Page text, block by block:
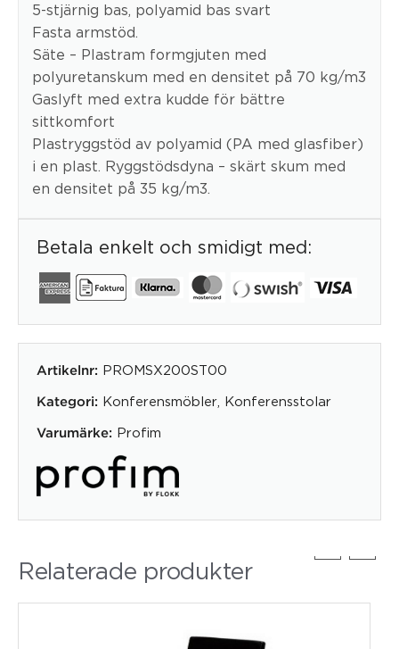
5-stjärnig bas, polyamid bas svart
Fasta armstöd.
Säte – Plastram formgjuten med
polyuretanskum med en densitet på 70 kg/m3
Gaslyft med extra kudde för bättre
sittkomfort
Plastryggstöd av polyamid (PA med glasfiber)
i en plast. Ryggstödsdyna – skärt skum med
en densitet på 35 kg/m3.
Betala enkelt och smidigt med:
Artikelnr: PROMSX200ST00
Kategori: Konferensmöbler Konferensstolar
Varumärke: Profim
Relaterade produkter